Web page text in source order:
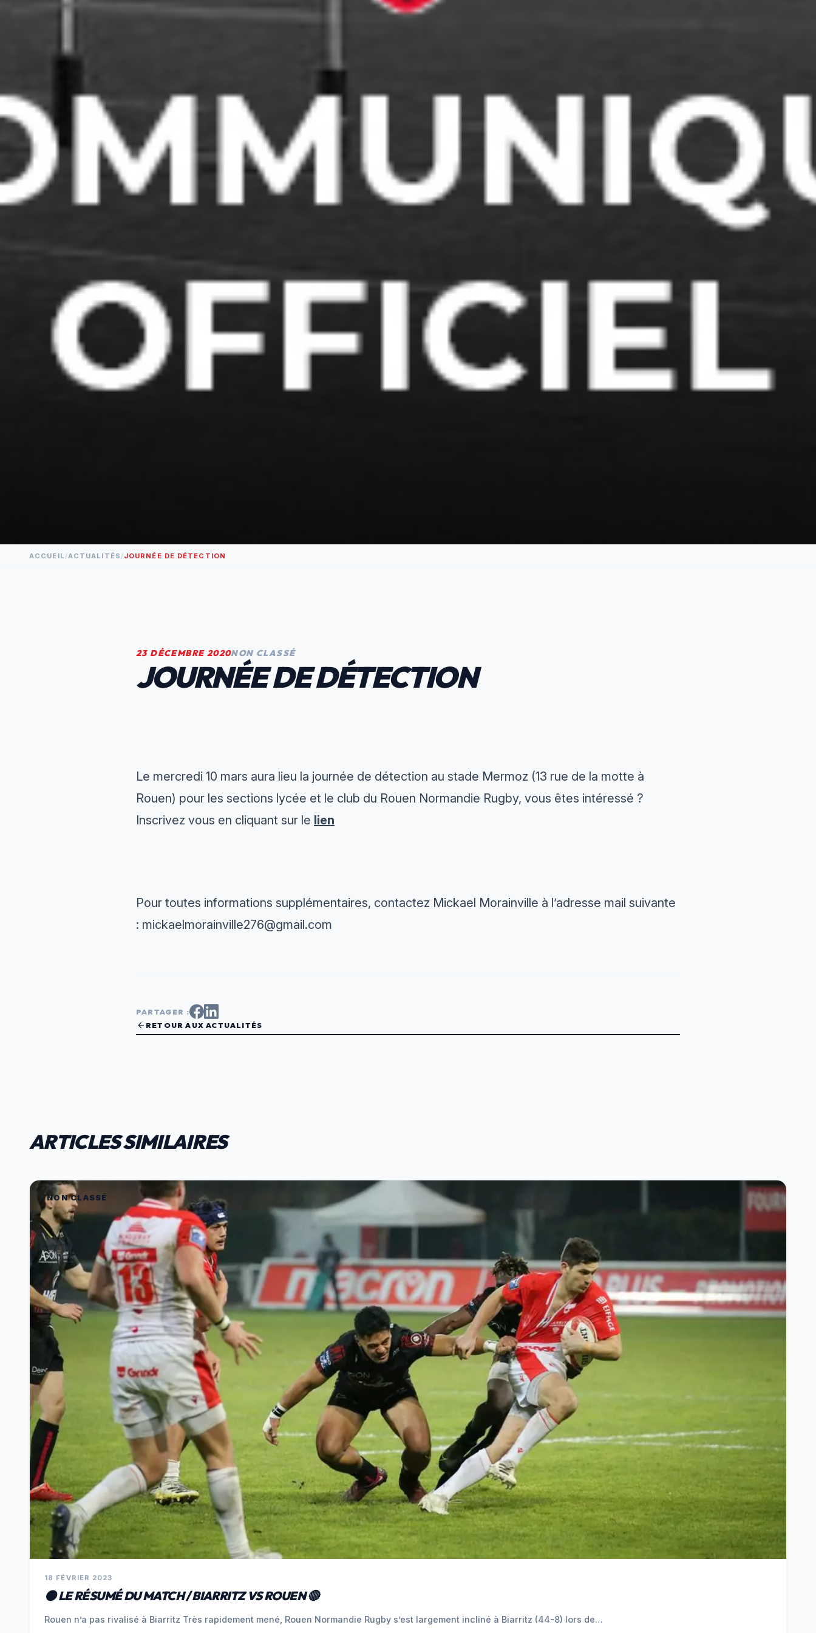
ACCUEIL /ACTUALITÉS /JOURNÉE DE DÉTECTION
23 DÉCEMBRE 2020NON CLASSÉ
JOURNÉE DE DÉTECTION
Le mercredi 10 mars aura lieu la journée de détection au stade Mermoz (13 rue de la motte à
Rouen) pour les sections lycée et le club du Rouen Normandie Rugby, vous êtes intéressé ?
Inscrivez vous en cliquant sur le lien
Pour toutes informations supplémentaires, contactez Mickael Morainville à l’adresse mail suivante
: mickaelmorainville276@gmail.com
PARTAGER :
arrow_back RETOUR AUX ACTUALITÉS
ARTICLES SIMILAIRES
NON CLASSÉ
18 FÉVRIER 2023
⚫️ LE RÉSUMÉ DU MATCH / BIARRITZ VS ROUEN 🔴
‌Rouen n’a pas rivalisé à Biarritz Très rapidement mené, Rouen Normandie Rugby s’est largement incliné à Biarritz (44-8) lors de…